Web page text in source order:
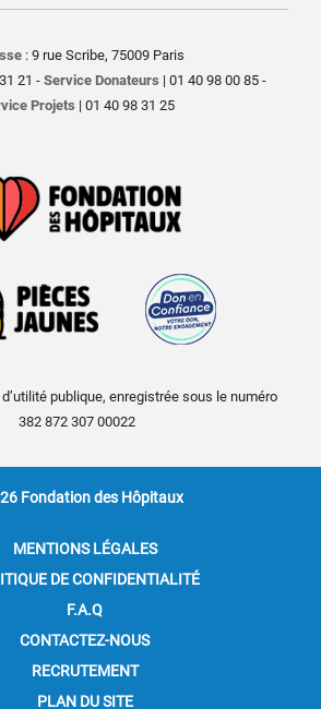
: 9 rue Scribe, 75009 Paris
21 - Service Donateurs | 01 40 98 00 85 -
Projets | 01 40 98 31 25
publique, enregistrée sous le numéro
382 872 307 00022
Fondation des Hôpitaux
MENTIONS LÉGALES
DE CONFIDENTIALITÉ
F.A.Q
CONTACTEZ-NOUS
RECRUTEMENT
PLAN DU SITE